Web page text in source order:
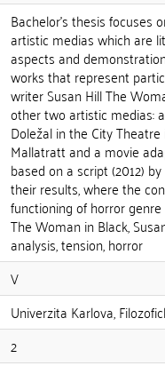
Bachelor's thesis focuses
artistic medias which are
aspects and
works that represent
writer Susan Hill The
other two artistic medias:
Doležal in the City
Mallatratt and a movie
based on a script (2012)
their results, where the
functioning of horror
The Woman in Black,
analysis, tension, horror
V
Univerzita Karlova,
2